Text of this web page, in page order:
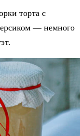
торта с
— немного